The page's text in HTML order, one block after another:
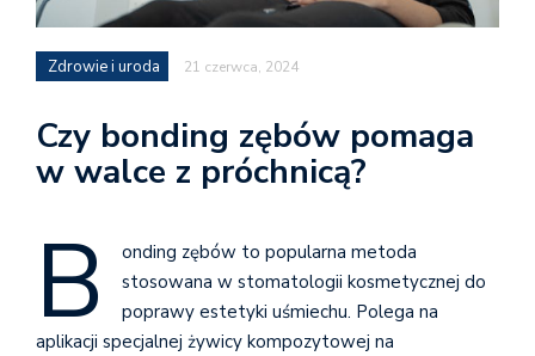
Zdrowie i uroda 21 czerwca, 2024
Czy bonding zębów pomaga
w walce z próchnicą?
B
onding zębów to popularna metoda
stosowana w stomatologii kosmetycznej do
poprawy estetyki uśmiechu. Polega na
aplikacji specjalnej żywicy kompozytowej na